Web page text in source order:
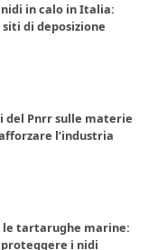
in calo in Italia:
di deposizione
del Pnrr sulle materie
l’industria
le tartarughe marine:
i nidi